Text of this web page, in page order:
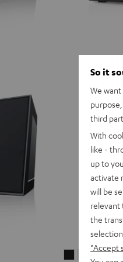
STEREOSTEREO
So it
We
third
With
like -
up to
activate
will be
relevant
the
"Accept